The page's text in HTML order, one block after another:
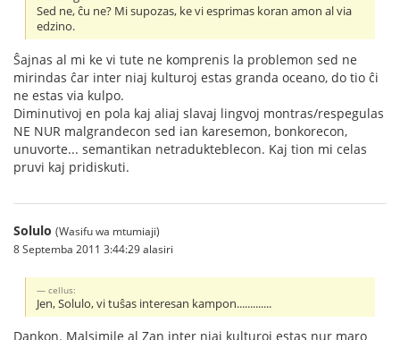
Sed ne, ĉu ne? Mi supozas, ke vi esprimas koran amon al via
edzino.
Ŝajnas al mi ke vi tute ne komprenis la problemon sed ne
mirindas ĉar inter niaj kulturoj estas granda oceano, do tio ĉi
ne estas via kulpo.
Diminutivoj en pola kaj aliaj slavaj lingvoj montras/respegulas
NE NUR malgrandecon sed ian karesemon, bonkorecon,
unuvorte... semantikan netradukteblecon. Kaj tion mi celas
pruvi kaj pridiskuti.
Solulo (Wasifu wa mtumiaji)
8 Septemba 2011 3:44:29 alasiri
cellus:
Jen, Solulo, vi tuŝas interesan kampon.............
Dankon. Malsimile al Zan inter niaj kulturoj estas nur maro